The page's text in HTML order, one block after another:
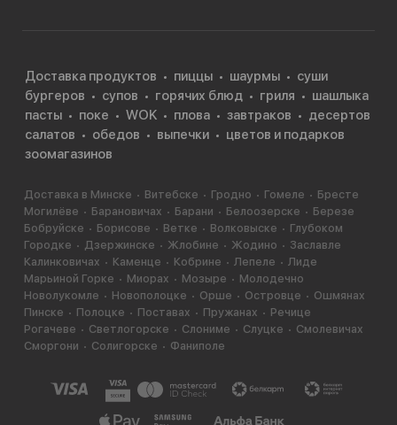
Доставка продуктов пиццы шаурмы
суши
бургеров
супов горячих блюд гриля
шашлыка
пасты
поке WOK плова завтраков
десертов
салатов
обедов выпечки
цветов и подарков
зоомагазинов
Доставка в Минске Витебске Гродно Гомеле
Бресте
Могилёве
Барановичах Барани Белоозерске
Березе
Бобруйске
Борисове Ветке Волковыске
Глубоком
Городке
Дзержинске Жлобине Жодино
Заславле
Калинковичах
Каменце Кобрине Лепеле
Лиде
Марьиной Горке
Миорах Мозыре
Молодечно
Новолукомле
Новополоцке Орше Островце
Ошмянах
Пинске
Полоцке Поставах Пружанах
Речице
Рогачеве
Светлогорске Слониме Слуцке
Смолевичах
Сморгони
Солигорске Фаниполе